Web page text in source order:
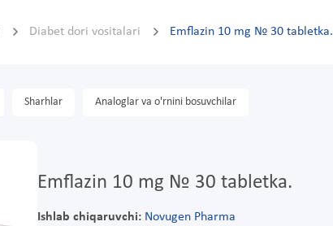
Diabet dori vositalari Emflazin 10 mg № 30 tabletka.
Sharhlar Analoglar va o'rnini bosuvchilar
Emflazin 10 mg № 30 tabletka.
Ishlab chiqaruvchi: Novugen Pharma